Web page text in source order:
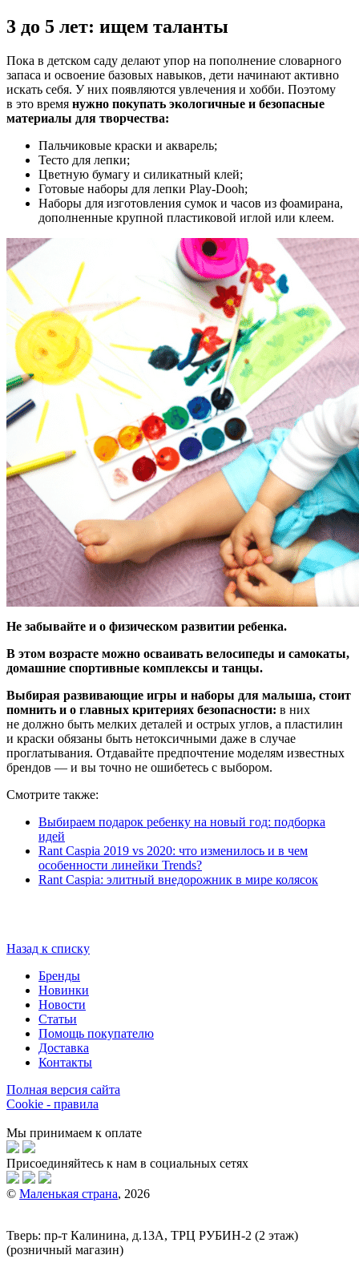
3 до 5 лет: ищем таланты
Пока в детском саду делают упор на пополнение словарного
запаса и освоение базовых навыков, дети начинают активно
искать себя. У них появляются увлечения и хобби. Поэтому
в это время нужно покупать экологичные и безопасные
материалы для творчества:
Пальчиковые краски и акварель;
Тесто для лепки;
Цветную бумагу и силикатный клей;
Готовые наборы для лепки Play-Dooh;
Наборы для изготовления сумок и часов из фоамирана,
дополненные крупной пластиковой иглой или клеем.
Не забывайте и о физическом развитии ребенка.
В этом возрасте можно осваивать велосипеды и самокаты,
домашние спортивные комплексы и танцы.
Выбирая развивающие игры и наборы для малыша, стоит
помнить и о главных критериях безопасности: в них
не должно быть мелких деталей и острых углов, а пластилин
и краски обязаны быть нетоксичными даже в случае
проглатывания. Отдавайте предпочтение моделям известных
брендов — и вы точно не ошибетесь с выбором.
Смотрите также:
Выбираем подарок ребенку на новый год: подборка
идей
Rant Caspia 2019 vs 2020: что изменилось и в чем
особенности линейки Trends?
Rant Caspia: элитный внедорожник в мире колясок
Назад к списку
Бренды
Новинки
Новости
Статьи
Помощь покупателю
Доставка
Контакты
Полная версия сайта
Cookie - правила
Мы принимаем к оплате
Присоединяйтесь к нам в социальных сетях
© Маленькая страна, 2026
Тверь: пр-т Калинина, д.13А, ТРЦ РУБИН-2 (2 этаж)
(розничный магазин)